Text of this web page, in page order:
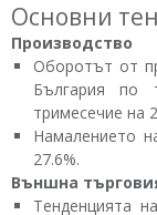
Основни
Производство
Оборотът от
България по
тримесечие на
Намалението
27.6%.
Външна
Тенденцията